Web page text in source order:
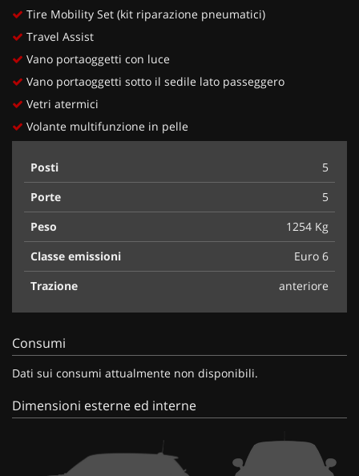
Tire Mobility Set (kit riparazione pneumatici)
Travel Assist
Vano portaoggetti con luce
Vano portaoggetti sotto il sedile lato passeggero
Vetri atermici
Volante multifunzione in pelle
Posti
5
Porte
5
Peso
1254 Kg
Classe emissioni
Euro 6
Trazione
anteriore
Consumi
Dati sui consumi attualmente non disponibili.
Dimensioni esterne ed interne